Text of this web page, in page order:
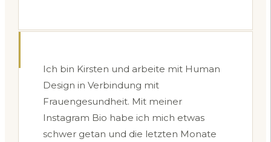
Ich bin Kirsten und arbeite mit Human
Design in Verbindung mit
Frauengesundheit. Mit meiner
Instagram Bio habe ich mich etwas
schwer getan und die letzten Monate